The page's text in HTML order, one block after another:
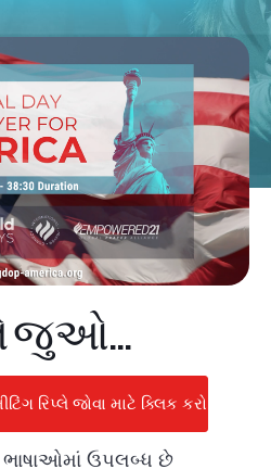
જુઓ...
રિપ્લે જોવા માટે ક્લિક કરો
ઉપલબ્ધ છે